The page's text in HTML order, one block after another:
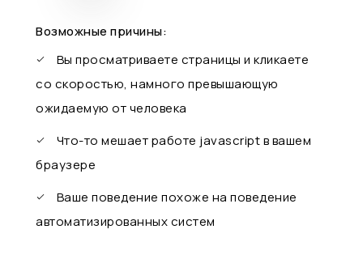
Возможные причины:
Вы просматриваете страницы и кликаете
со скоростью, намного превышающую
ожидаемую от человека
Что-то мешает работе javascript в вашем
браузере
Ваше поведение похоже на поведение
автоматизированных систем